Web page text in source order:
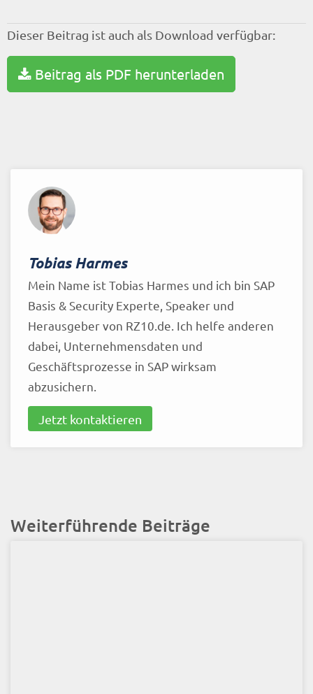
Dieser Beitrag ist auch als Download verfügbar:
Beitrag als PDF herunterladen
Tobias Harmes
Mein Name ist Tobias Harmes und ich bin SAP
Basis & Security Experte, Speaker und
Herausgeber von RZ10.de. Ich helfe anderen
dabei, Unternehmensdaten und
Geschäftsprozesse in SAP wirksam
abzusichern.
Jetzt kontaktieren
Weiterführende Beiträge